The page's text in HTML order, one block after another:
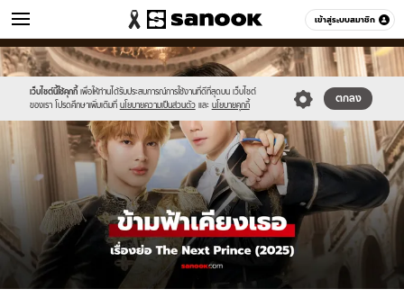
เข้าสู่ระบบสมาชิก
หนัง-ละคร หมวดอื่นๆ
เว็บไซต์นี้ใช้คุกกี้ เพื่อให้ท่านได้รับประสบการณ์การใช้งานที่ดีที่สุดบน เว็บไซต์
ของเรา โปรดศึกษาเพิ่มเติมที่ นโยบายความเป็นส่วนตัว และ นโยบายคุกกี้
ตกลง
Sanook
//s.isanook.com/sr/0/images/logo-
new-
sanook.png
600
60
//s.isanook.com/mv/0/ud/36/181639/new-
thumbnail1200x720(5)-2_2.jpg